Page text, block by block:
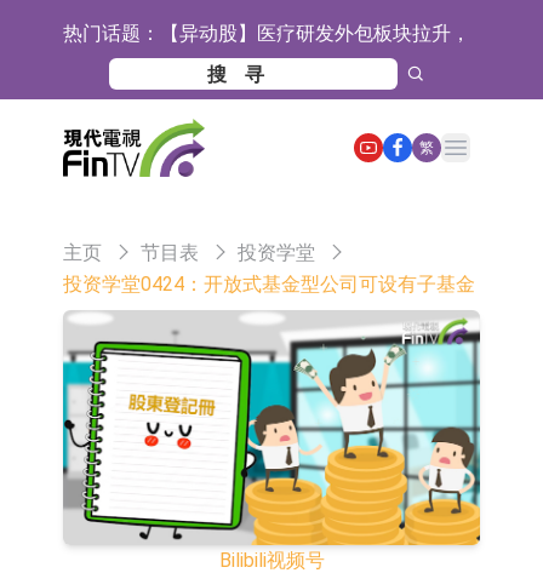
热门话题： 【异动股】医疗研发外包板块拉升，
毕得医药(688073.CN)涨20.01%
中远海科：与中远海运国际(香港)有
限公司正在开展增资对价的支付
新莱应材：受益于半导体国产替代提
速及国内晶圆厂扩产 公司泛半导体全
【异动股】港股跌幅榜前十，智傲控
康(00348.HK)跌14.81%
技集团股权(02993.HK)涨+140.00%，
拿森科技(02261.HK)涨+77.54%
深交所：鑫元中证电池主题交易型开
放式指数证券投资基金8月12日上市
通天酒业(00389.HK)停牌
深交所：晶合集成(02249.HK)获调入
港股通标的证券名单
和光智成完成天使轮数千万融资
10年期港元特区政府机构债券将于
2026年8月12日透过重开进行投标
5年期港元特区政府机构债券将于
2026年8月12日透过重开进行投标
1年期港元隔夜平均指数挂钩债券将
繁
Open main menu
主页 节目表
投资学堂
投资学堂0424：开放式基金型公司可设有子基金
Bilibili视频号